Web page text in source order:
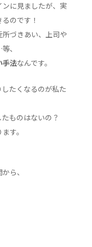
に見ましたが、実
のです！
づきあい、上司や
、
手法なんです。
たくなるのが私た
ものはないの？
す。
ら、